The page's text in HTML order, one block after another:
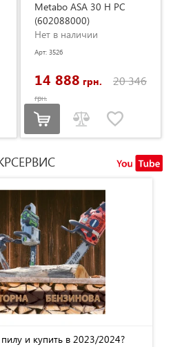
Metabo ASA 30 H PC
(602088000)
Нет в наличии
Арт: 3526
14 888 грн. 20 346
грн.
и купить в 2023/2024?